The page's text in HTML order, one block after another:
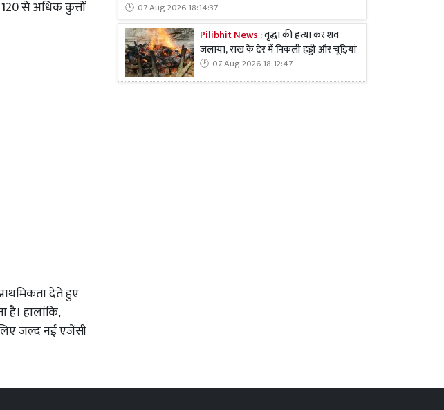
से अधिक कुत्तों
देते हुए
है। हालांकि,
जल्द नई एजेंसी
07 Aug 2026 18:14:37
Pilibhit News :वृद्धा की हत्या कर शव
जलाया, राख के ढेर में निकली हड्डी और चूड़ियां
07 Aug 2026 18:12:47